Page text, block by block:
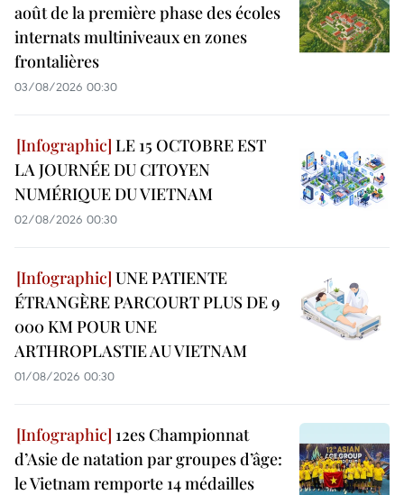
août de la première phase des écoles
internats multiniveaux en zones
frontalières
03/08/2026 00:30
LE 15 OCTOBRE EST
LA JOURNÉE DU CITOYEN
NUMÉRIQUE DU VIETNAM
02/08/2026 00:30
UNE PATIENTE
ÉTRANGÈRE PARCOURT PLUS DE 9
000 KM POUR UNE
ARTHROPLASTIE AU VIETNAM
01/08/2026 00:30
12es Championnat
d’Asie de natation par groupes d’âge:
le Vietnam remporte 14 médailles